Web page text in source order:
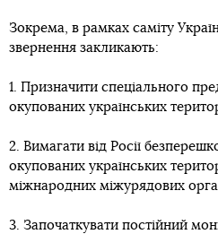
Зокрема, в рамках саміту
звернення закликають:
1. Призначити спеціального
окупованих українських
2. Вимагати від Росії
окупованих українських
міжнародних міжурядових
3. Започаткувати постійний